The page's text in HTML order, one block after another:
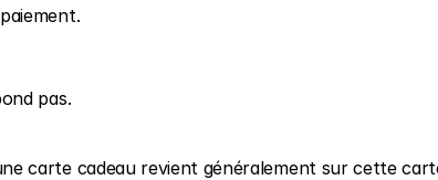
pas.
carte cadeau revient généralement sur cette